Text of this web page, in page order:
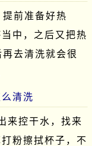
前准备好热
中，之后又把热
去清洗就会很
清洗
来控干水，找来
粉擦拭杯子，不